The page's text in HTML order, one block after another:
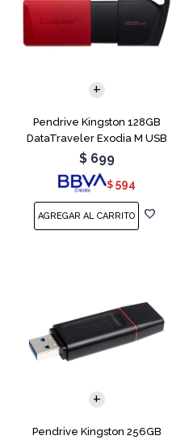
Pendrive Kingston 128GB
DataTraveler Exodia M USB
3.2
$ 699
$ 594
Pendrive Kingston 256GB